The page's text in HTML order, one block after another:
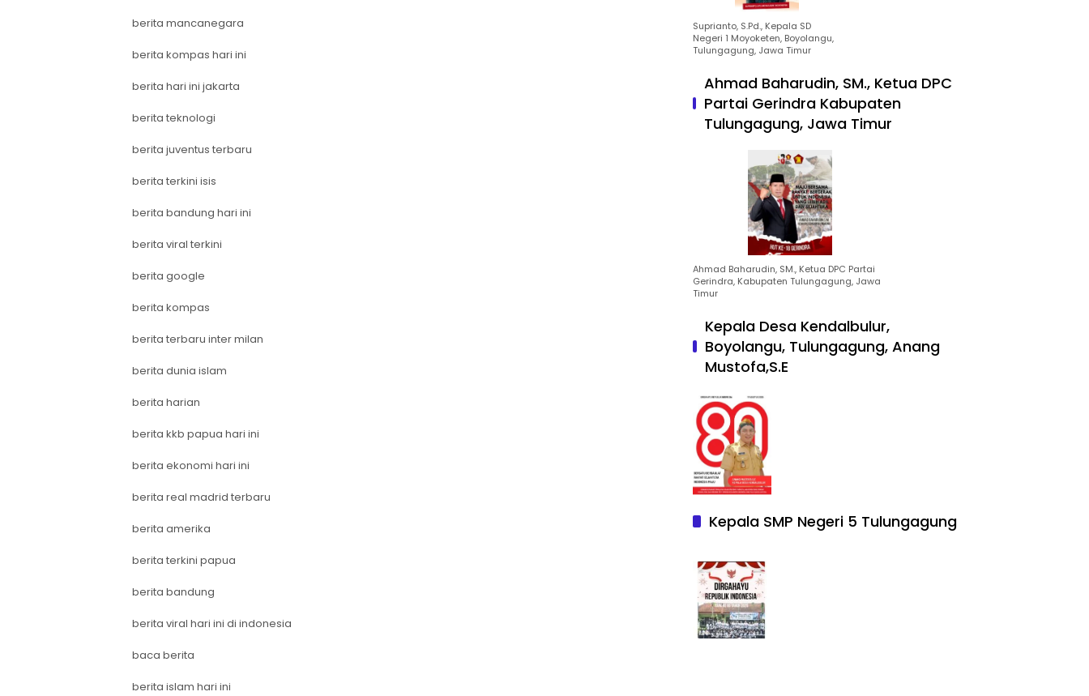
berita mancanegara
berita kompas hari ini
berita hari ini jakarta
berita teknologi
berita juventus terbaru
berita terkini isis
berita bandung hari ini
berita viral terkini
berita google
berita kompas
berita terbaru inter milan
berita dunia islam
berita harian
berita kkb papua hari ini
berita ekonomi hari ini
berita real madrid terbaru
berita amerika
berita terkini papua
berita bandung
berita viral hari ini di indonesia
baca berita
berita islam hari ini
Suprianto, S.Pd., Kepala SD
Negeri 1 Moyoketen, Boyolangu,
Tulungagung, Jawa Timur
Ahmad Baharudin, SM., Ketua DPC
Partai Gerindra Kabupaten
Tulungagung, Jawa Timur
Ahmad Baharudin, SM., Ketua DPC Partai
Gerindra, Kabupaten Tulungagung, Jawa
Timur
Kepala Desa Kendalbulur,
Boyolangu, Tulungagung, Anang
Mustofa,S.E
Kepala SMP Negeri 5 Tulungagung